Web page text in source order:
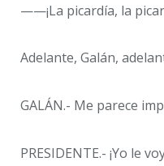
——¡La picardía, la
Adelante, Galán,
GALÁN.- Me parece
PRESIDENTE.- ¡Yo le